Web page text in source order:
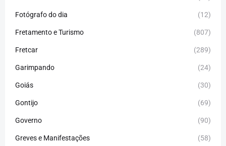
Fotógrafo do dia (12)
Fretamento e Turismo (807)
Fretcar (289)
Garimpando (24)
Goiás (30)
Gontijo (69)
Governo (90)
Greves e Manifestações (58)